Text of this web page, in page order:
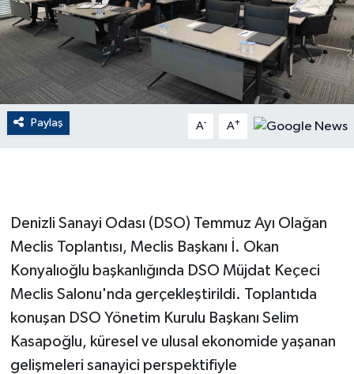
Paylaş A- A+
Denizli Sanayi Odası (DSO) Temmuz Ayı Olağan
Meclis Toplantısı, Meclis Başkanı İ. Okan
Konyalıoğlu başkanlığında DSO Müjdat Keçeci
Meclis Salonu'nda gerçekleştirildi. Toplantıda
konuşan DSO Yönetim Kurulu Başkanı Selim
Kasapoğlu, küresel ve ulusal ekonomide yaşanan
gelişmeleri sanayici perspektifiyle
Flaş Haber
Gayrimenkul
GENEL
GÜNDEM
HABERDE İNSAN
İNSAN
İş Dünyası
Jandarma